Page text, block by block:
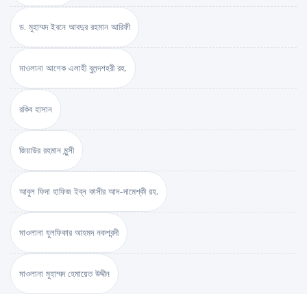
ড. মুহাম্মদ ইবনে আবদুর রহমান আরিফী
মাওলানা আশেক এলাহী বুলন্দশহরী রহ.
রকিব হাসান
জিয়াউর রহমান মুন্সী
আবুল ফিদা হাফিজ ইব্‌ন কাসীর আদ-দামেশ্‌কী রহ.
মাওলানা যুলফিকার আহমদ নকশবন্দী
মাওলানা মুহাম্মদ হেমায়েত উদ্দীন